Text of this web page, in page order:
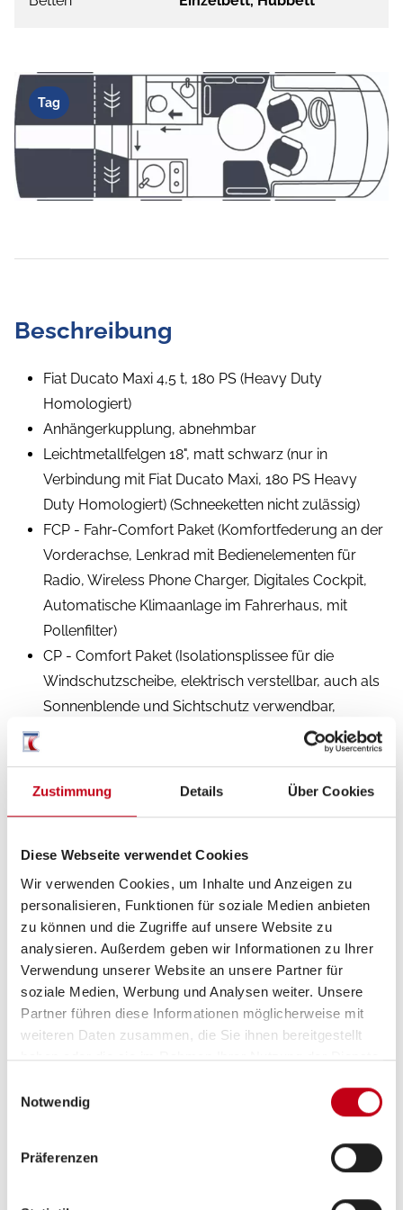
Zustimmung Details Über Cookies
Diese Webseite verwendet Cookies
Wir verwenden Cookies, um Inhalte und Anzeigen zu
personalisieren, Funktionen für soziale Medien anbieten
zu können und die Zugriffe auf unsere Website zu
analysieren. Außerdem geben wir Informationen zu Ihrer
Verwendung unserer Website an unsere Partner für
soziale Medien, Werbung und Analysen weiter. Unsere
Partner führen diese Informationen möglicherweise mit
weiteren Daten zusammen, die Sie ihnen bereitgestellt
haben oder die sie im Rahmen Ihrer Nutzung der Dienste
Notwendig
Präferenzen
Tag
Beschreibung
Fiat Ducato Maxi 4,5 t, 180 PS (Heavy Duty
Homologiert)
Anhängerkupplung, abnehmbar
Leichtmetallfelgen 18", matt schwarz (nur in
Verbindung mit Fiat Ducato Maxi, 180 PS Heavy
Duty Homologiert) (Schneeketten nicht zulässig)
FCP - Fahr-Comfort Paket (Komfortfederung an der
Vorderachse, Lenkrad mit Bedienelementen für
Radio, Wireless Phone Charger, Digitales Cockpit,
Automatische Klimaanlage im Fahrerhaus, mit
Pollenfilter)
CP - Comfort Paket (Isolationsplissee für die
Windschutzscheibe, elektrisch verstellbar, auch als
Sonnenblende und Sichtschutz verwendbar,
Panoramadachluke (Medi-Heki) über Wohnraum,
Fliegenschutz-Schiebetür für Aufbautür, Intuitives
Variobad sowie automatische Beleuchtung für
Wohnraum, Heckgarage und Versorgungsfach
über Tür- und Klappenkontakten), Komfortmatratze
inkl. Froli-Schlafsystem für Heckbett(en),
Komfortsitze für Fahrer und Beifahrer (Aguti),
neigungs- und höhenverstellbar, in Polsterstoff
bezogen (anstelle von Original-Fiat-Sitzen))
PK - Premium Küchenzeile (Gastronormbehälter für
Kompressorkühlschublade (nur lieferbar in
V4029510), Kompressorkühlschublade 134 l inkl.
Zentralverriegelung (nur lieferbar in Verbindung mit